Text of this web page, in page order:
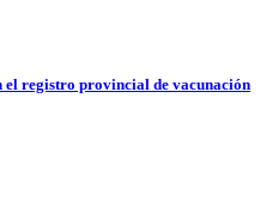
registro provincial de vacunación